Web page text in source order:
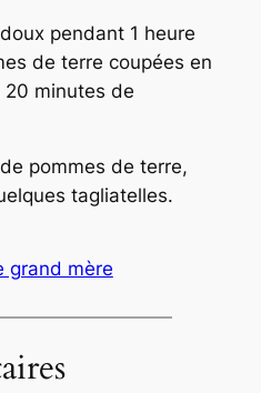
pendant 1 heure
de terre coupées en
20 minutes de
pommes de terre,
tagliatelles.
grand mère